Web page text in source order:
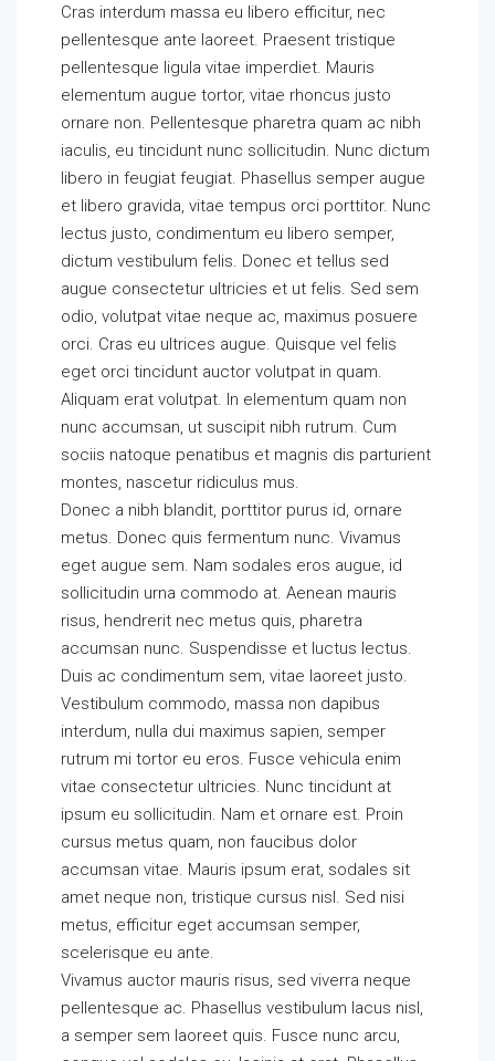
Cras interdum massa eu libero efficitur, nec
pellentesque ante laoreet. Praesent tristique
pellentesque ligula vitae imperdiet. Mauris
elementum augue tortor, vitae rhoncus justo
ornare non. Pellentesque pharetra quam ac nibh
iaculis, eu tincidunt nunc sollicitudin. Nunc dictum
libero in feugiat feugiat. Phasellus semper augue
et libero gravida, vitae tempus orci porttitor. Nunc
lectus justo, condimentum eu libero semper,
dictum vestibulum felis. Donec et tellus sed
augue consectetur ultricies et ut felis. Sed sem
odio, volutpat vitae neque ac, maximus posuere
orci. Cras eu ultrices augue. Quisque vel felis
eget orci tincidunt auctor volutpat in quam.
Aliquam erat volutpat. In elementum quam non
nunc accumsan, ut suscipit nibh rutrum. Cum
sociis natoque penatibus et magnis dis parturient
montes, nascetur ridiculus mus.
Donec a nibh blandit, porttitor purus id, ornare
metus. Donec quis fermentum nunc. Vivamus
eget augue sem. Nam sodales eros augue, id
sollicitudin urna commodo at. Aenean mauris
risus, hendrerit nec metus quis, pharetra
accumsan nunc. Suspendisse et luctus lectus.
Duis ac condimentum sem, vitae laoreet justo.
Vestibulum commodo, massa non dapibus
interdum, nulla dui maximus sapien, semper
rutrum mi tortor eu eros. Fusce vehicula enim
vitae consectetur ultricies. Nunc tincidunt at
ipsum eu sollicitudin. Nam et ornare est. Proin
cursus metus quam, non faucibus dolor
accumsan vitae. Mauris ipsum erat, sodales sit
amet neque non, tristique cursus nisl. Sed nisi
metus, efficitur eget accumsan semper,
scelerisque eu ante.
Vivamus auctor mauris risus, sed viverra neque
pellentesque ac. Phasellus vestibulum lacus nisl,
a semper sem laoreet quis. Fusce nunc arcu,